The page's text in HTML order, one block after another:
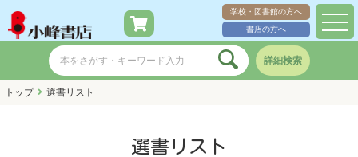
学校・図書館の方へ
書店の方へ
詳細検索
トップ 選書リスト
選書リスト